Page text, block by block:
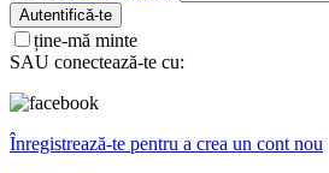
Autentifică-te
ține-mă minte
SAU conectează-te cu:
Înregistrează-te pentru a crea un cont nou